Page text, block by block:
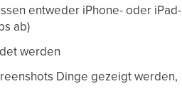
entweder iPhone- oder iPad-
ab)
werden
Dinge gezeigt werden,